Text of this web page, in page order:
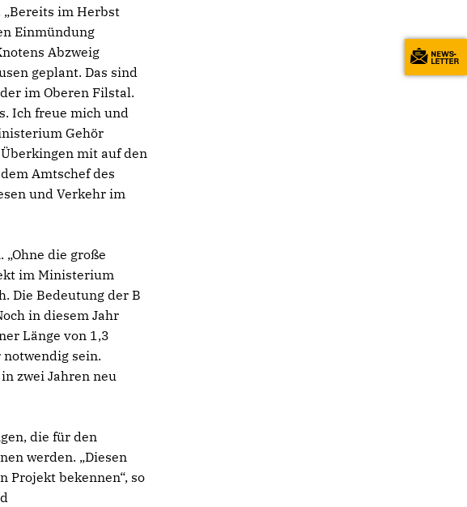
„Bereits im Herbst
Einmündung
Abzweig
geplant. Das sind
im Oberen Filstal.
Ich freue mich und
Gehör
mit auf den
Amtschef des
und Verkehr im
die große
im Ministerium
Die Bedeutung der B
in diesem Jahr
Länge von 1,3
sein.
zwei Jahren neu
die für den
werden. „Diesen
Projekt bekennen“, so